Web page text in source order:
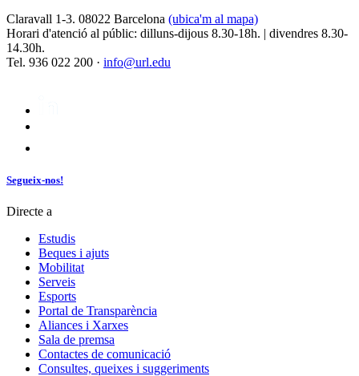
Claravall 1-3. 08022 Barcelona (ubica'm al mapa)
Horari d'atenció al públic: dilluns-dijous 8.30-18h. | divendres 8.30-
14.30h.
Tel. 936 022 200 · info@url.edu
Segueix-nos!
Directe a
Estudis
Beques i ajuts
Mobilitat
Serveis
Esports
Portal de Transparència
Aliances i Xarxes
Sala de premsa
Contactes de comunicació
Consultes, queixes i suggeriments